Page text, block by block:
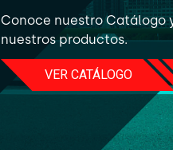
Conoce nuestro Catálogo
nuestros productos.
VER CATÁLOGO